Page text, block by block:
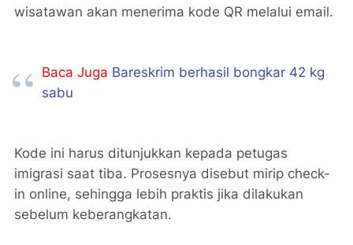
wisatawan akan menerima kode QR melalui email.
Baca Juga Bareskrim berhasil bongkar 42 kg
sabu
Kode ini harus ditunjukkan kepada petugas
imigrasi saat tiba. Prosesnya disebut mirip check-
in online, sehingga lebih praktis jika dilakukan
sebelum keberangkatan.